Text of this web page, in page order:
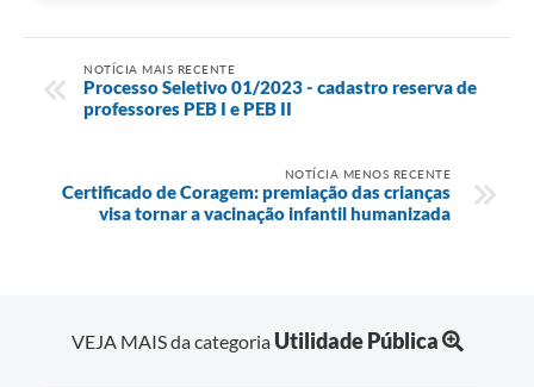
NOTÍCIA MAIS RECENTE
Processo Seletivo 01/2023 - cadastro reserva de
professores PEB I e PEB II
NOTÍCIA MENOS RECENTE
Certificado de Coragem: premiação das crianças
visa tornar a vacinação infantil humanizada
VEJA MAIS da categoria Utilidade Pública